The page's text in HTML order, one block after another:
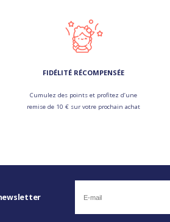
FIDÉLITÉ RÉCOMPENSÉE
Cumulez des points et profitez d’une
remise de 10 € sur votre prochain achat